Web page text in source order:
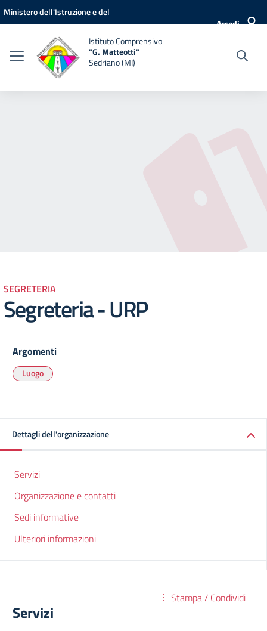
Vai ai contenuti
Vai al menu di navigazione
Vai al footer
Ministero dell'Istruzione e del
Accedi
Istituto Comprensivo
"G. Matteotti"
Sedriano (MI)
SEGRETERIA
Segreteria - URP
Argomenti
Luogo
Dettagli dell'organizzazione
Servizi
Organizzazione e contatti
Sedi informative
Ulteriori informazioni
Stampa / Condividi
Servizi